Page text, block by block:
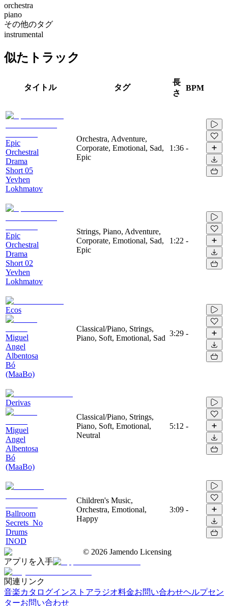
orchestra
piano
その他のタグ
instrumental
似たトラック
タイトル タグ
長
さ
BPM
Epic
Orchestral
Drama
Short 05
Yevhen
Lokhmatov
Orchestra, Adventure,
Corporate, Emotional, Sad,
Epic
1:36 -
Epic
Orchestral
Drama
Short 02
Yevhen
Lokhmatov
Strings, Piano, Adventure,
Corporate, Emotional, Sad,
Epic
1:22 -
Ecos
Miguel
Angel
Albentosa
Bó
(MaaBo)
Classical/Piano, Strings,
Piano, Soft, Emotional, Sad
3:29 -
Derivas
Miguel
Angel
Albentosa
Bó
(MaaBo)
Classical/Piano, Strings,
Piano, Soft, Emotional,
Neutral
5:12 -
Ballroom
Secrets_No
Drums
INOD
Children's Music,
Orchestra, Emotional,
Happy
3:09 -
© 2026 Jamendo Licensing
アプリを入手
関連リンク
音楽カタログインストアラジオ料金お問い合わせヘルプセン
ターお問い合わせ